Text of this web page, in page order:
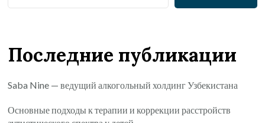
Последние публикации
Saba Nine — ведущий алкогольный холдинг Узбекистана
Основные подходы к терапии и коррекции расстройств